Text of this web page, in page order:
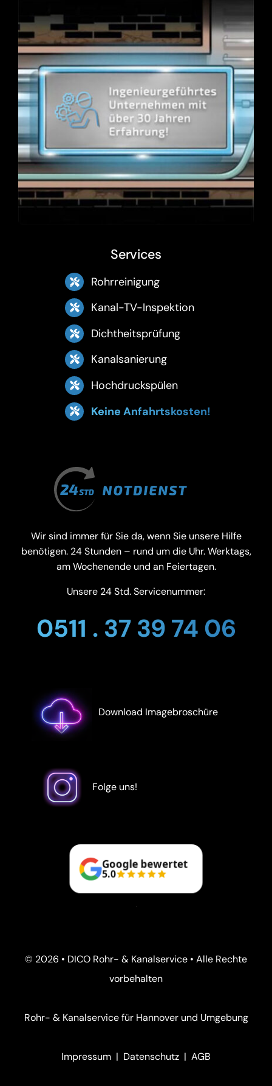
Services
Rohrreinigung
Kanal-TV-Inspektion
Dichtheitsprüfung
Kanalsanierung
Hochdruckspülen
Keine Anfahrtskosten!
Wir sind immer für Sie da, wenn Sie unsere Hilfe
benötigen. 24 Stunden – rund um die Uhr. Werktags,
am Wochenende und an Feiertagen.
Unsere 24 Std. Servicenummer:
0511 . 37 39 74 06
Download Imagebroschüre
Folge uns!
Google bewertet
5.0
© 2026 • DICO Rohr- & Kanalservice • Alle Rechte
vorbehalten
Rohr- & Kanalservice für Hannover und Umgebung
Impressum | Datenschutz | AGB